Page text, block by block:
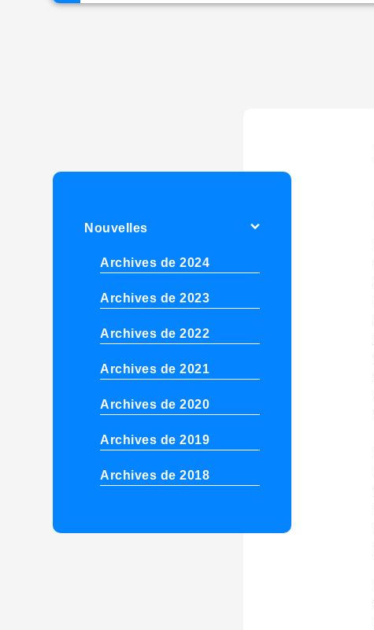
Nouvelles
Archives de 2024
Archives de 2023
Archives de 2022
Archives de 2021
Archives de 2020
Archives de 2019
Archives de 2018